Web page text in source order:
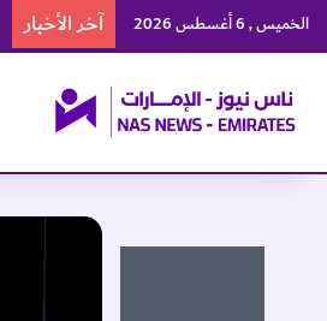
الخميس , 6 أغسطس 2026 آخر الأخبار